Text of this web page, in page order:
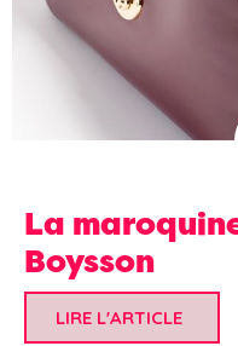
La
Boysson
LIRE L'ARTICLE